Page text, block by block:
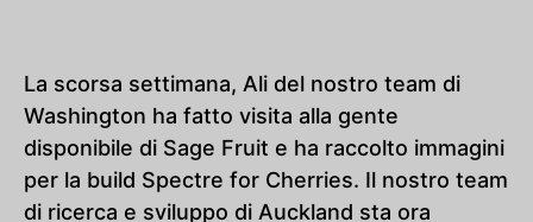
La scorsa settimana, Ali del nostro team di
Washington ha fatto visita alla gente
disponibile di Sage Fruit e ha raccolto immagini
per la build Spectre for Cherries. Il nostro team
di ricerca e sviluppo di Auckland sta ora